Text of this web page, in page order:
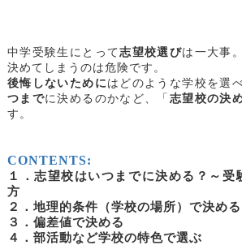
中学受験生にとって志望校選びは一大事
決めてしまうのは危険です。
後悔しないために はどのような学校を選
つまでに決めるのかなど、「 志望校の決
す。
CONTENTS:
１．志望校はいつまでに決める？～受
方
２．地理的条件（学校の場所）で決める
３．偏差値で決める
４．部活動など学校の特色で選ぶ